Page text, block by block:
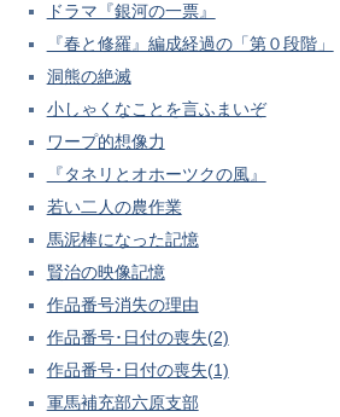
ドラマ『銀河の一票』
『春と修羅』編成経過の「第０段階」
洞熊の絶滅
小しゃくなことを言ふまいぞ
ワープ的想像力
『タネリとオホーツクの風』
若い二人の農作業
馬泥棒になった記憶
賢治の映像記憶
作品番号消失の理由
作品番号･日付の喪失(2)
作品番号･日付の喪失(1)
軍馬補充部六原支部